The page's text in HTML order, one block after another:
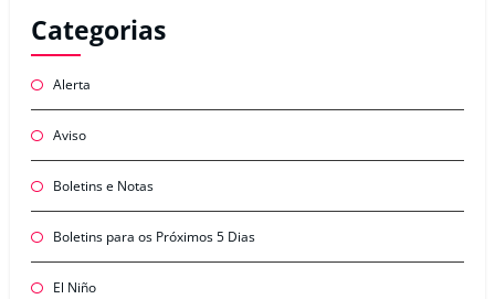
Categorias
Alerta
Aviso
Boletins e Notas
Boletins para os Próximos 5 Dias
El Niño